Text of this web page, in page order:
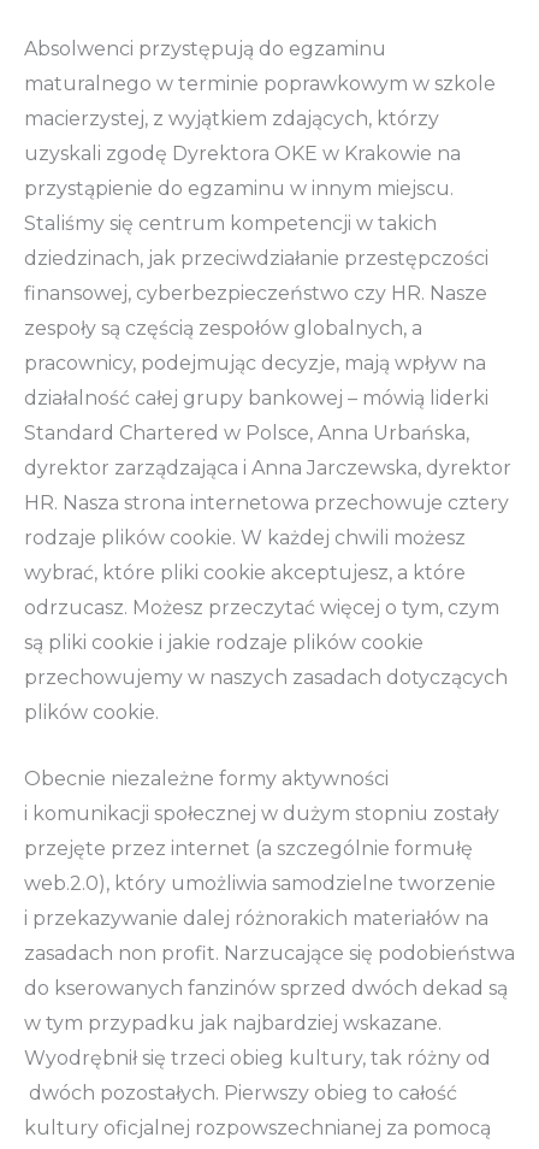
Absolwenci przystępują do egzaminu
maturalnego w terminie poprawkowym w szkole
macierzystej, z wyjątkiem zdających, którzy
uzyskali zgodę Dyrektora OKE w Krakowie na
przystąpienie do egzaminu w innym miejscu.
Staliśmy się centrum kompetencji w takich
dziedzinach, jak przeciwdziałanie przestępczości
finansowej, cyberbezpieczeństwo czy HR. Nasze
zespoły są częścią zespołów globalnych, a
pracownicy, podejmując decyzje, mają wpływ na
działalność całej grupy bankowej – mówią liderki
Standard Chartered w Polsce, Anna Urbańska,
dyrektor zarządzająca i Anna Jarczewska, dyrektor
HR. Nasza strona internetowa przechowuje cztery
rodzaje plików cookie. W każdej chwili możesz
wybrać, które pliki cookie akceptujesz, a które
odrzucasz. Możesz przeczytać więcej o tym, czym
są pliki cookie i jakie rodzaje plików cookie
przechowujemy w naszych zasadach dotyczących
plików cookie.
Obecnie niezależne formy aktywności
i komunikacji społecznej w dużym stopniu zostały
przejęte przez internet (a szczególnie formułę
web.2.0), który umożliwia samodzielne tworzenie
i przekazywanie dalej różnorakich materiałów na
zasadach non profit. Narzucające się podobieństwa
do kserowanych fanzinów sprzed dwóch dekad są
w tym przypadku jak najbardziej wskazane.
Wyodrębnił się trzeci obieg kultury, tak różny od
dwóch pozostałych. Pierwszy obieg to całość
kultury oficjalnej rozpowszechnianej za pomocą